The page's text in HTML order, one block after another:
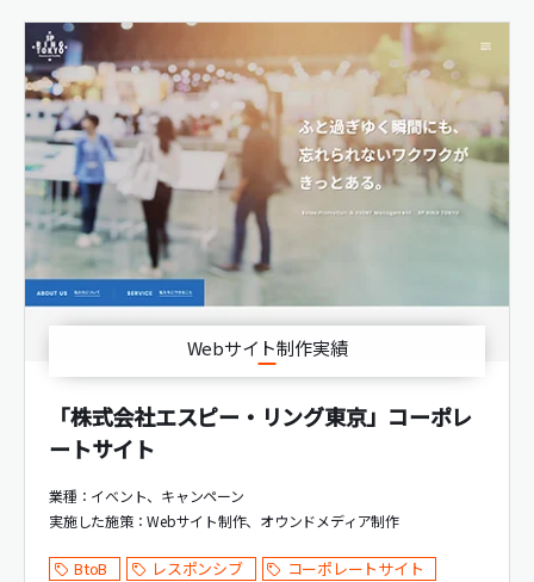
Webサイト制作実績
「株式会社エスピー・リング東京」コーポレ
ートサイト
業種：イベント、キャンペーン
実施した施策：Webサイト制作 オウンドメディア制作
BtoB レスポンシブ コーポレートサイト